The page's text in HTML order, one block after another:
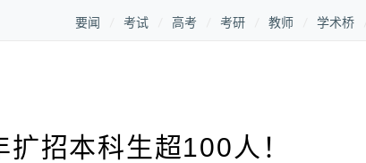
要闻 考试 高考 考研 教师 学术桥
招本科生超100人！